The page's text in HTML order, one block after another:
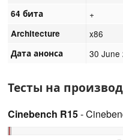
64 бита +
Architecture x86
Дата анонса 30 June
Тесты на
Cinebench R15-